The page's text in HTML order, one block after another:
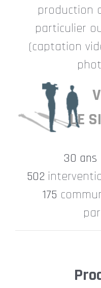
production
particulier
(captation
LE
30 ans
502
175